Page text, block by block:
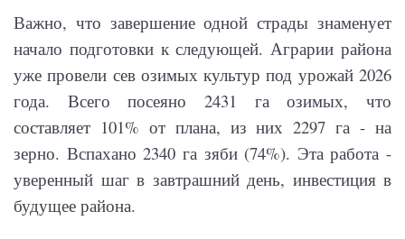
Важно, что завершение одной страды знаменует
начало подготовки к следующей. Аграрии района
уже провели сев озимых культур под урожай 2026
года. Всего посеяно 2431 га озимых, что
составляет 101% от плана, из них 2297 га - на
зерно. Вспахано 2340 га зяби (74%). Эта работа -
уверенный шаг в завтрашний день, инвестиция в
будущее района.